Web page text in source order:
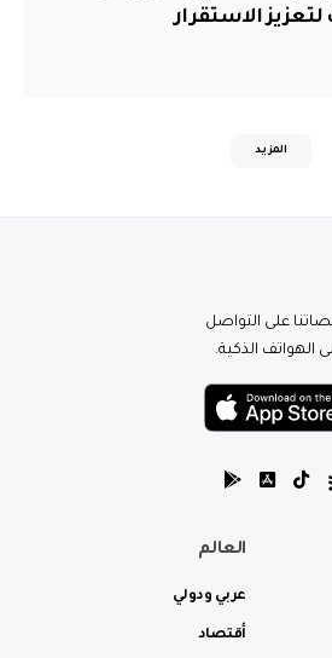
الاستقرار
المزيد
على التواصل
الهواتف الذكية.
العالم
عربي ودولي
أقتصاد